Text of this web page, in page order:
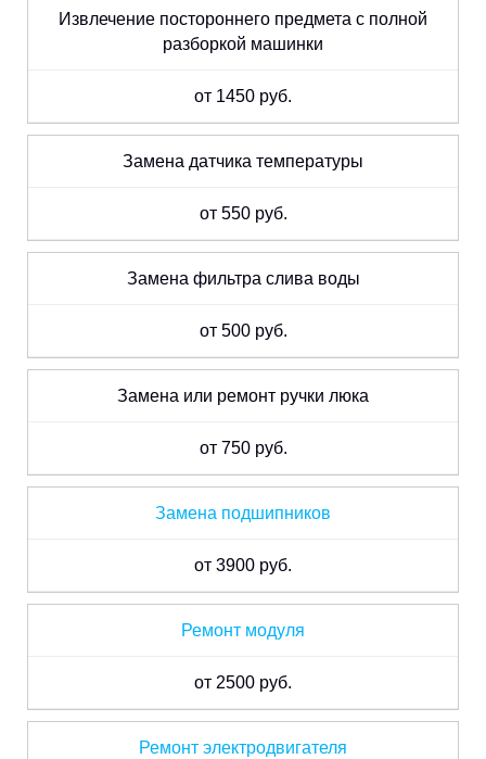
Извлечение постороннего предмета с полной
разборкой машинки
от 1450 руб.
Замена датчика температуры
от 550 руб.
Замена фильтра слива воды
от 500 руб.
Замена или ремонт ручки люка
от 750 руб.
Замена подшипников
от 3900 руб.
Ремонт модуля
от 2500 руб.
Ремонт электродвигателя